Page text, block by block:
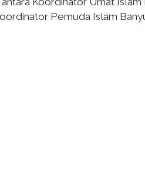
Pemuda Islam